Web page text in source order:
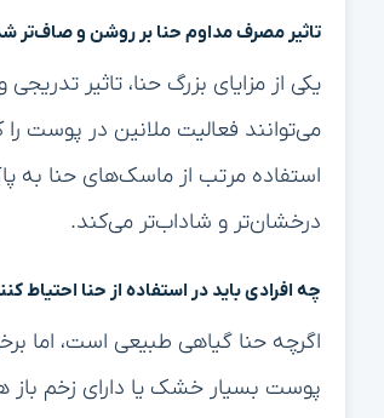
تاثیر مصرف مداوم حنا بر روشن و
یکی از مزایای بزرگ حنا، تاثیر
می‌توانند فعالیت ملانین در پوست
استفاده مرتب از ماسک‌های حنا
درخشان‌تر و شاداب‌تر می‌کند.
چه افرادی باید در استفاده از حنا احتیاط
اگرچه حنا گیاهی طبیعی است، اما
پوست بسیار خشک یا دارای زخم باز